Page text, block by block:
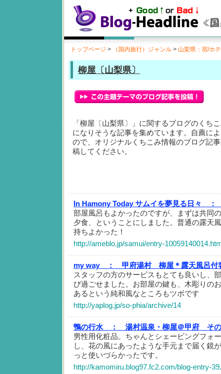
トップページ > （国内旅行）ジャンル > 山梨県：宿/ホ
柳屋〔山梨県〕
「柳屋〔山梨県〕」に関するブログのくち
になりそうな記事を集めています。自薦に
ので、オリジナルくちこみ情報のブログ記
稿してください。
In Hamony Today サムイを夢見る日々 ：
部屋風呂もよかったのですが、まずは共同
夕食、ということにしました。普通の露天
持ちよかった！
http://ameblo.jp/samui/entry-
my way ：
甲府湯村 柳屋＊露天風呂付
スタッフの方のサービスもとても良いし、
び過ごせました。お部屋の鍵も、木彫りの
あるという純和風なところもツボです
http://yaplog.jp/so-phia/archive/14
鴨の行水 ：
湯村温泉・柳屋＠甲府 そ
男性用化粧品。ちゃんとシェービングフォ
し、花の風にあったような手元まで届く鏡
っと使いづらかったです。
http://kamomiru.blog97.fc2.com/blog-entry-